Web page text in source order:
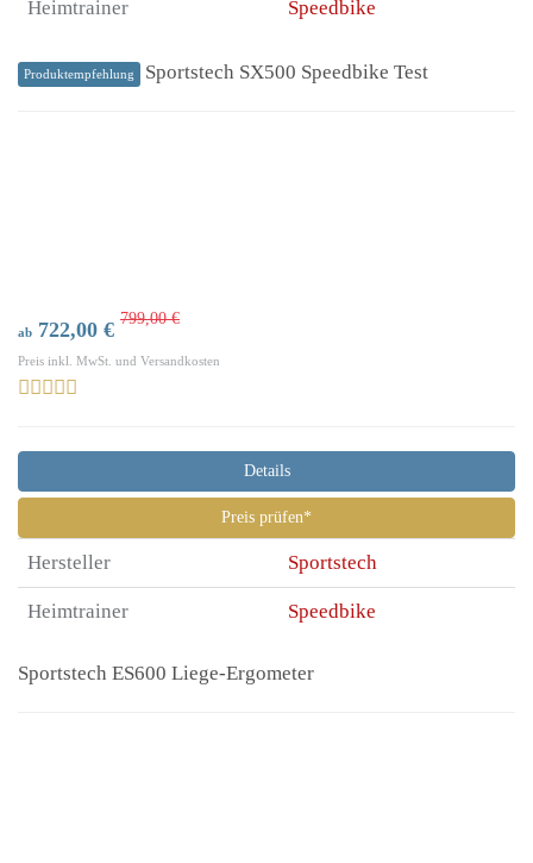
Heimtrainer Speedbike
Produktempfehlung Sportstech SX500 Speedbike Test
ab 722,00 € 799,00 €
Preis inkl. MwSt. und Versandkosten
Details
Preis prüfen*
Hersteller Sportstech
Heimtrainer Speedbike
Sportstech ES600 Liege-Ergometer